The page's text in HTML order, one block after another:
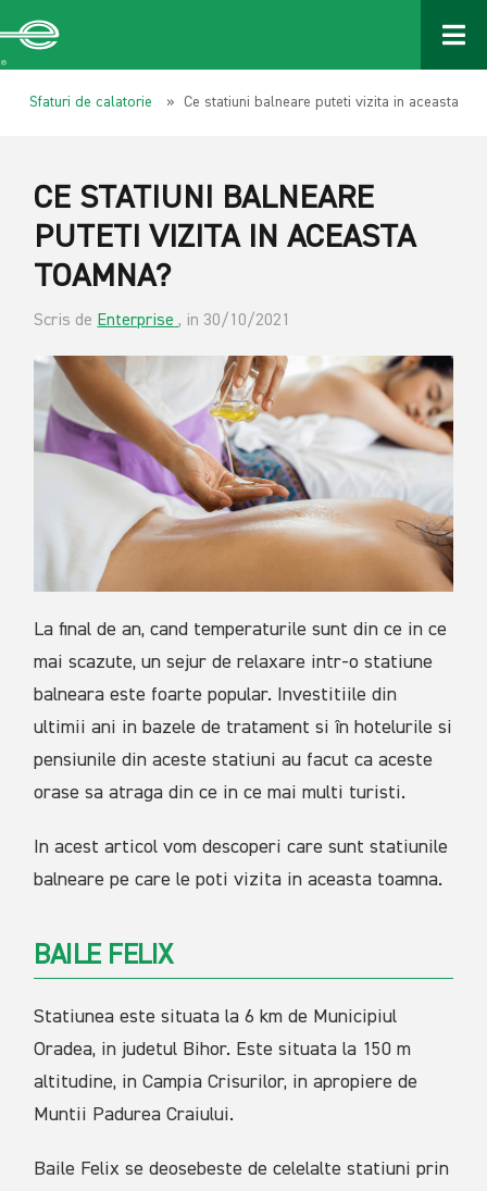
Sfaturi de calatorie » Ce statiuni balneare puteti vizita in aceasta
CE STATIUNI BALNEARE
PUTETI VIZITA IN ACEASTA
TOAMNA?
Scris de Enterprise , in 30/10/2021
La final de an, cand temperaturile sunt din ce in ce
mai scazute, un sejur de relaxare intr-o statiune
balneara este foarte popular. Investitiile din
ultimii ani in bazele de tratament si în hotelurile si
pensiunile din aceste statiuni au facut ca aceste
orase sa atraga din ce in ce mai multi turisti.
In acest articol vom descoperi care sunt statiunile
balneare pe care le poti vizita in aceasta toamna.
BAILE FELIX
Statiunea este situata la 6 km de Municipiul
Oradea, in judetul Bihor. Este situata la 150 m
altitudine, in Campia Crisurilor, in apropiere de
Muntii Padurea Craiului.
Baile Felix se deosebeste de celelalte statiuni prin